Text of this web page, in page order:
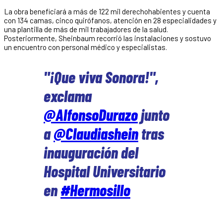
La obra beneficiará a más de 122 mil derechohabientes y cuenta
con 134 camas, cinco quirófanos, atención en 28 especialidades y
una plantilla de más de mil trabajadores de la salud.
Posteriormente, Sheinbaum recorrió las instalaciones y sostuvo
un encuentro con personal médico y especialistas.
"¡Que viva Sonora!",
exclama
@AlfonsoDurazojunto
a@Claudiasheintras
inauguración del
Hospital Universitario
en#Hermosillo